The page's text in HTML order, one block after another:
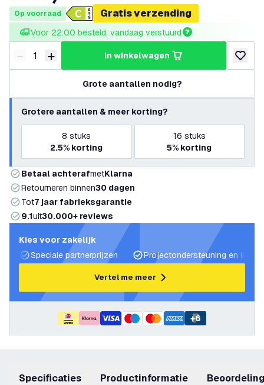
Op voorraad Gratis verzending
Voor 22:00 besteld, vandaag verstuurd
Verminder hoeveelheid
- Verhoog hoeveelheid
+ in winkelwagen
Grote aantallen nodig?
Grotere aantallen & meer korting?
8 stuks
2.5% korting
16 stuks
5% korting
Betaal achterafmetKlarna
Retourneren binnen30 dagen
Tot7 jaar fabrieksgarantie
9.1uit30.000+ reviews
Kies voor zakelijk
Speciale partnerprijzen
Projectondersteuning en
Vertel me meer
+6
Specificaties productinformatie